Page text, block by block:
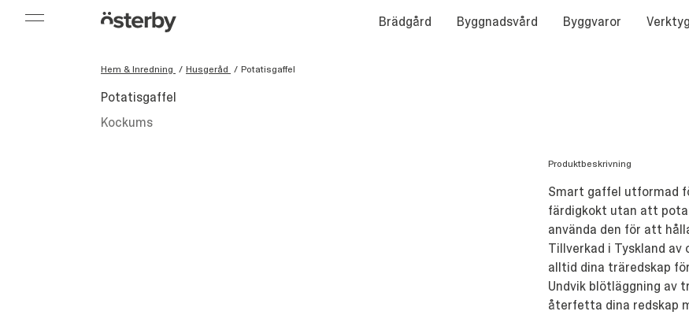
Brädgård Byggnadsvård Byggvaror
Hem & Inredning / Husgeråd / Potatisgaffel
Potatisgaffel
Kockums
Produktbeskrivning
Smart gaffel utformad
färdigkokt utan att
använda den för att
Tillverkad i Tyskland av
alltid dina träredskap
Undvik blötläggning av
återfetta dina redskap